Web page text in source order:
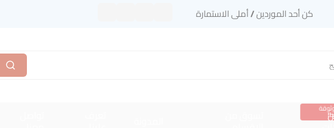
كن أحد الموردين / أملى الاستمارة